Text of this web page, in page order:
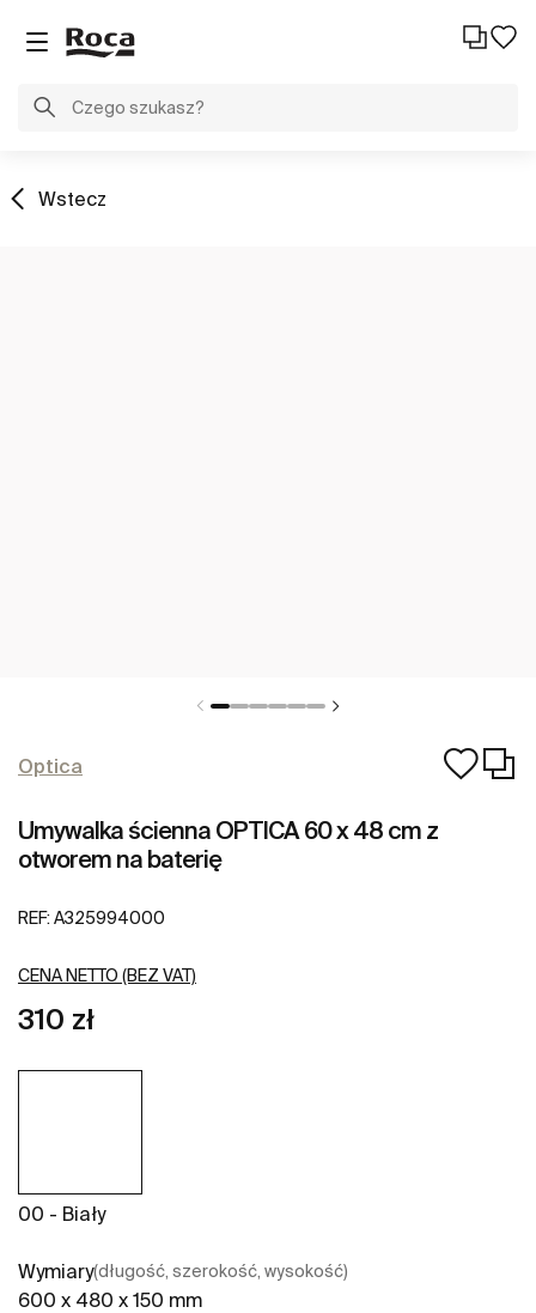
Wstecz
Optica
Umywalka ścienna OPTICA 60 x 48 cm z
otworem na baterię
REF: A325994000
CENA NETTO (BEZ VAT)
310 zł
00 - Biały
Wymiary(długość, szerokość, wysokość)
600 x 480 x 150 mm